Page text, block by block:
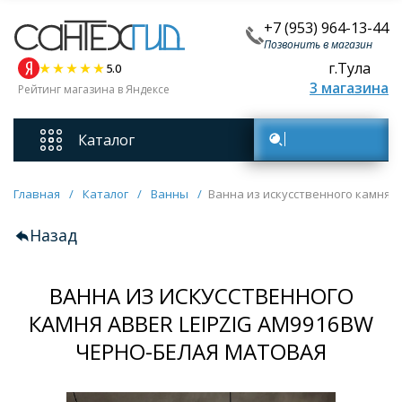
+7 (953) 964-13-44
Позвонить в магазин
5.0
Рейтинг магазина в Яндексе
г.Тула
3 магазина
Каталог
Смесители
Унитазы
Мебель для ванных комнат
Ванны
Главная / Каталог / Ванны / Ванна из искусственного камня
Назад
ВАННА ИЗ ИСКУССТВЕННОГО
КАМНЯ ABBER LEIPZIG AM9916BW
ЧЕРНО-БЕЛАЯ МАТОВАЯ